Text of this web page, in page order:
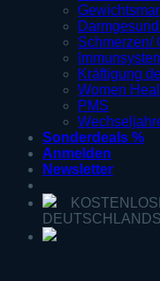
Schmerzen/
Kräftigung
Women
PMS
Sonderdeals %
Anmelden
Newsletter